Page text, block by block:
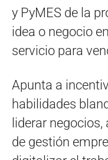
y PyMES de la
idea o negocio
servicio para
Apunta a
habilidades
liderar
de gestión